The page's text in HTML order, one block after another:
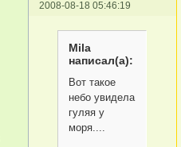
2008-08-18 05:46:19
Mila
написал(а):
Вот такое
небо увидела
гуляя у
моря....